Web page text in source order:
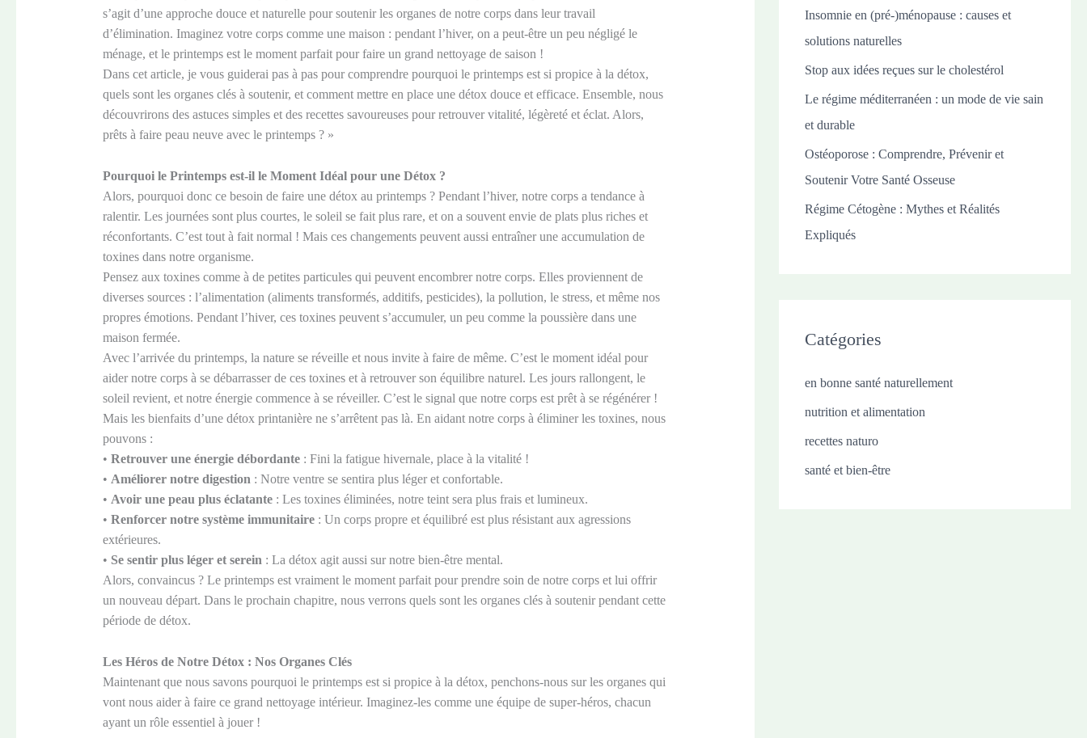
s’agit d’une approche douce et naturelle pour soutenir les organes de notre corps dans leur travail
d’élimination. Imaginez votre corps comme une maison : pendant l’hiver, on a peut-être un peu négligé le
ménage, et le printemps est le moment parfait pour faire un grand nettoyage de saison !
Dans cet article, je vous guiderai pas à pas pour comprendre pourquoi le printemps est si propice à la détox,
quels sont les organes clés à soutenir, et comment mettre en place une détox douce et efficace. Ensemble, nous
découvrirons des astuces simples et des recettes savoureuses pour retrouver vitalité, légèreté et éclat. Alors,
prêts à faire peau neuve avec le printemps ? »
Pourquoi le Printemps est-il le Moment Idéal pour une Détox ?
Alors, pourquoi donc ce besoin de faire une détox au printemps ? Pendant l’hiver, notre corps a tendance à
ralentir. Les journées sont plus courtes, le soleil se fait plus rare, et on a souvent envie de plats plus riches et
réconfortants. C’est tout à fait normal ! Mais ces changements peuvent aussi entraîner une accumulation de
toxines dans notre organisme.
Pensez aux toxines comme à de petites particules qui peuvent encombrer notre corps. Elles proviennent de
diverses sources : l’alimentation (aliments transformés, additifs, pesticides), la pollution, le stress, et même nos
propres émotions. Pendant l’hiver, ces toxines peuvent s’accumuler, un peu comme la poussière dans une
maison fermée.
Avec l’arrivée du printemps, la nature se réveille et nous invite à faire de même. C’est le moment idéal pour
aider notre corps à se débarrasser de ces toxines et à retrouver son équilibre naturel. Les jours rallongent, le
soleil revient, et notre énergie commence à se réveiller. C’est le signal que notre corps est prêt à se régénérer !
Mais les bienfaits d’une détox printanière ne s’arrêtent pas là. En aidant notre corps à éliminer les toxines, nous
pouvons :
• Retrouver une énergie débordante: Fini la fatigue hivernale, place à la vitalité !
• Améliorer notre digestion : Notre ventre se sentira plus léger et confortable.
• Avoir une peau plus éclatante: Les toxines éliminées, notre teint sera plus frais et lumineux.
• Renforcer notre système immunitaire: Un corps propre et équilibré est plus résistant aux agressions
extérieures.
• Se sentir plus léger et serein : La détox agit aussi sur notre bien-être mental.
Alors, convaincus ? Le printemps est vraiment le moment parfait pour prendre soin de notre corps et lui offrir
un nouveau départ. Dans le prochain chapitre, nous verrons quels sont les organes clés à soutenir pendant cette
période de détox.
Les Héros de Notre Détox : Nos Organes Clés
Maintenant que nous savons pourquoi le printemps est si propice à la détox, penchons-nous sur les organes qui
vont nous aider à faire ce grand nettoyage intérieur. Imaginez-les comme une équipe de super-héros, chacun
ayant un rôle essentiel à jouer !
Insomnie en (pré-)ménopause : causes et
solutions naturelles
Stop aux idées reçues sur le cholestérol
Le régime méditerranéen : un mode de vie sain
et durable
Ostéoporose : Comprendre, Prévenir et
Soutenir Votre Santé Osseuse
Régime Cétogène : Mythes et Réalités
Expliqués
Catégories
en bonne santé naturellement
nutrition et alimentation
recettes naturo
santé et bien-être